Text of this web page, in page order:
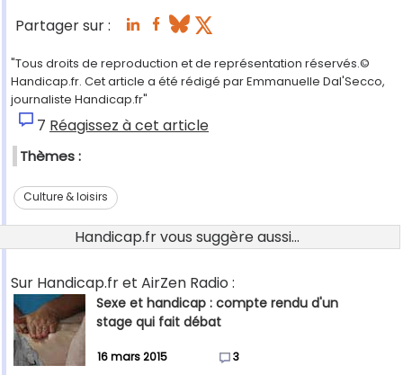
Partager sur :
"Tous droits de reproduction et de représentation réservés.©
Handicap.fr. Cet article a été rédigé par Emmanuelle Dal'Secco,
journaliste Handicap.fr"
7 Réagissez à cet article
Thèmes :
Culture & loisirs
Handicap.fr vous suggère aussi...
Sur Handicap.fr et AirZen Radio :
Sexe et handicap : compte rendu d'un
stage qui fait débat
16 mars 2015 3